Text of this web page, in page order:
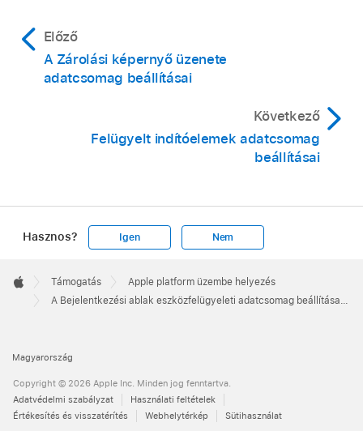
Előző
A Zárolási képernyő üzenete
adatcsomag beállításai
Következő
Felügyelt indítóelemek adatcsomag
beállításai
Hasznos? Igen Nem
Footer

Apple
Támogatás
Apple platform üzembe helyezés
A Bejelentkezési ablak eszközfelügyeleti adatcsomag beállításai Apple-eszközökhöz
Magyarország
Copyright © 2026 Apple Inc. Minden jog fenntartva.
Adatvédelmi szabályzat
Használati feltételek
Értékesítés és visszatérítés
Webhelytérkép Sütihasználat